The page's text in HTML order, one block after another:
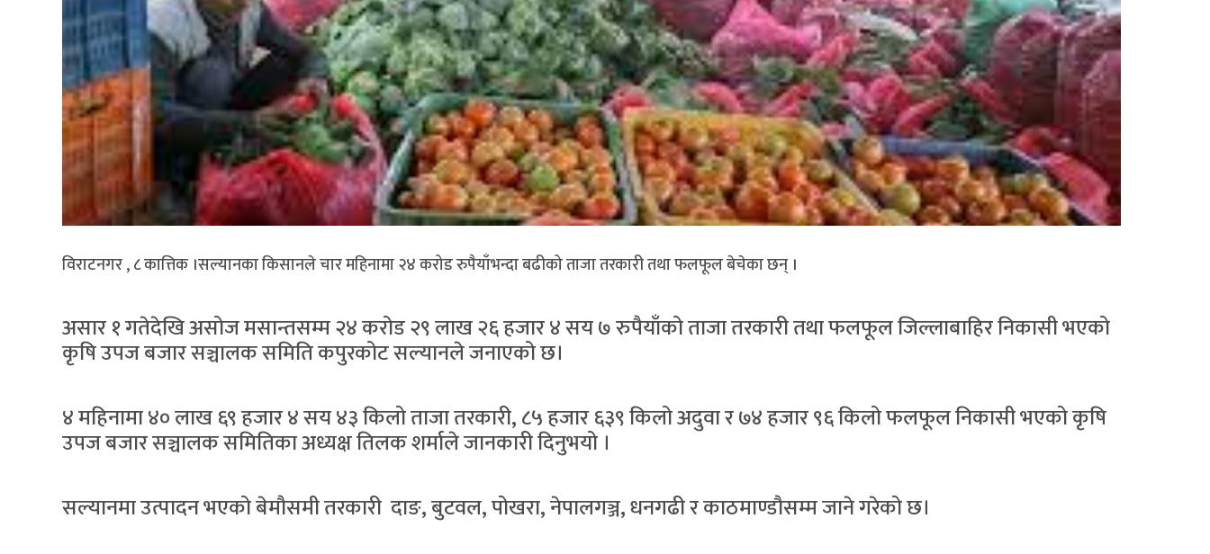
विराटनगर , ८ कात्तिक ।सल्यानका किसानले चार महिनामा २४ करोड रुपैयाँभन्दा बढीको ताजा तरकारी तथा फलफूल बेचेका छन् ।
असार १ गतेदेखि असोज मसान्तसम्म २४ करोड २९ लाख २६ हजार ४ सय ७ रुपैयाँको ताजा तरकारी तथा फलफूल जिल्लाबाहिर निकासी भएको
कृषि उपज बजार सञ्चालक समिति कपुरकोट सल्यानले जनाएको छ।
४ महिनामा ४० लाख ६९ हजार ४ सय ४३ किलो ताजा तरकारी, ८५ हजार ६३९ किलो अदुवा र ७४ हजार ९६ किलो फलफूल निकासी भएको कृषि
उपज बजार सञ्चालक समितिका अध्यक्ष तिलक शर्माले जानकारी दिनुभयो ।
सल्यानमा उत्पादन भएको बेमौसमी तरकारी दाङ, बुटवल, पोखरा, नेपालगञ्ज, धनगढी र काठमाण्डौसम्म जाने गरेको छ।